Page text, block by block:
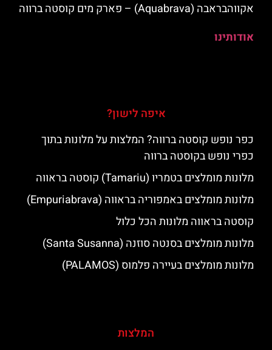
אקווהבראבה (Aquabrava) – פארק מים קוסטה ברווה
אודותינו
איפה לישון?
כפר נופש קוסטה ברווה? המלצות על מלונות בתוך
כפרי נופש בקוסטה ברווה
מלונות מומלצים בטמריו (Tamariu) קוסטה בראווה
מלונות מומלצים באמפוריה בראווה (Empuriabrava)
קוסטה בראווה מלונות הכל כלול
מלונות מומלצים בסנטה סוזנה (Santa Susanna)
מלונות מומלצים בעיירה פלמוס (PALAMOS)
המלצות